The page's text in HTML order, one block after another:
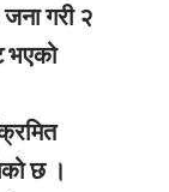
गरी २
भएको
छ ।